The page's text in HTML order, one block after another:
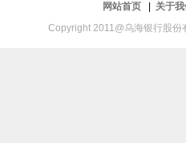
网站首页
关于
Copyright 2011@乌海银行股